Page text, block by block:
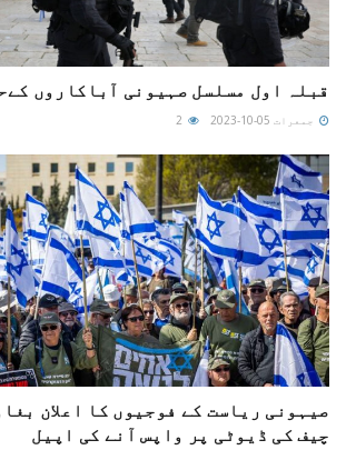
قبلہ اول مسلسل صہیونی آباکاروں
جمعرات 05-10-2023
صیہونی ریاست کے فوجیوں کا اعلان
چیف کی ڈیوٹی پر واپس آنے کی اپیل